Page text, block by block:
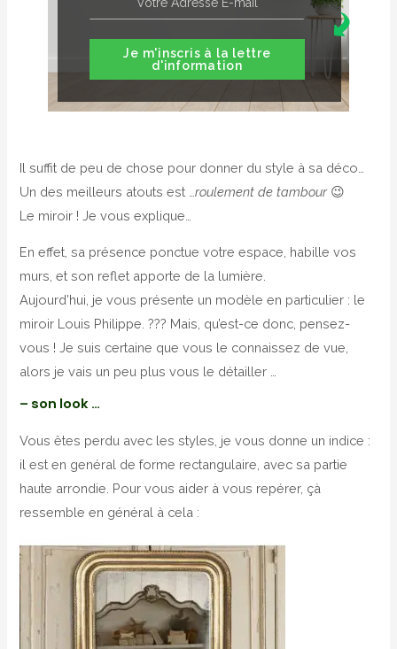
Je m'inscris à la lettre
d'information
Il suffit de peu de chose pour donner du style à sa déco…
Un des meilleurs atouts est …roulement de tambour😉
Le miroir ! Je vous explique…
En effet, sa présence ponctue votre espace, habille vos
murs, et son reflet apporte de la lumière.
Aujourd’hui, je vous présente un modèle en particulier : le
miroir Louis Philippe. ??? Mais, qu’est-ce donc, pensez-
vous ! Je suis certaine que vous le connaissez de vue,
alors je vais un peu plus vous le détailler …
– son look …
Vous êtes perdu avec les styles, je vous donne un indice :
il est en genéral de forme rectangulaire, avec sa partie
haute arrondie. Pour vous aider à vous repérer, çà
ressemble en général à cela :